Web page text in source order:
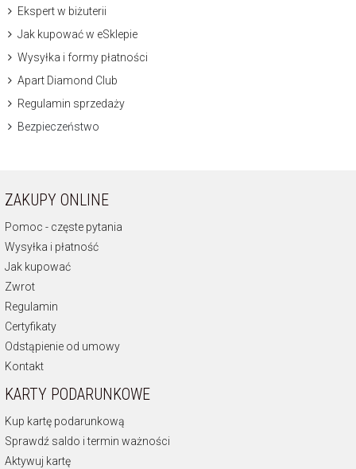
Ekspert w biżuterii
Jak kupować w eSklepie
Wysyłka i formy płatności
Apart Diamond Club
Regulamin sprzedaży
Bezpieczeństwo
ZAKUPY ONLINE
Pomoc - częste pytania
Wysyłka i płatność
Jak kupować
Zwrot
Regulamin
Certyfikaty
Odstąpienie od umowy
Kontakt
KARTY PODARUNKOWE
Kup kartę podarunkową
Sprawdź saldo i termin ważności
Aktywuj kartę